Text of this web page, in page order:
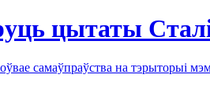
цытаты
самаўпраўства на тэрыторыі